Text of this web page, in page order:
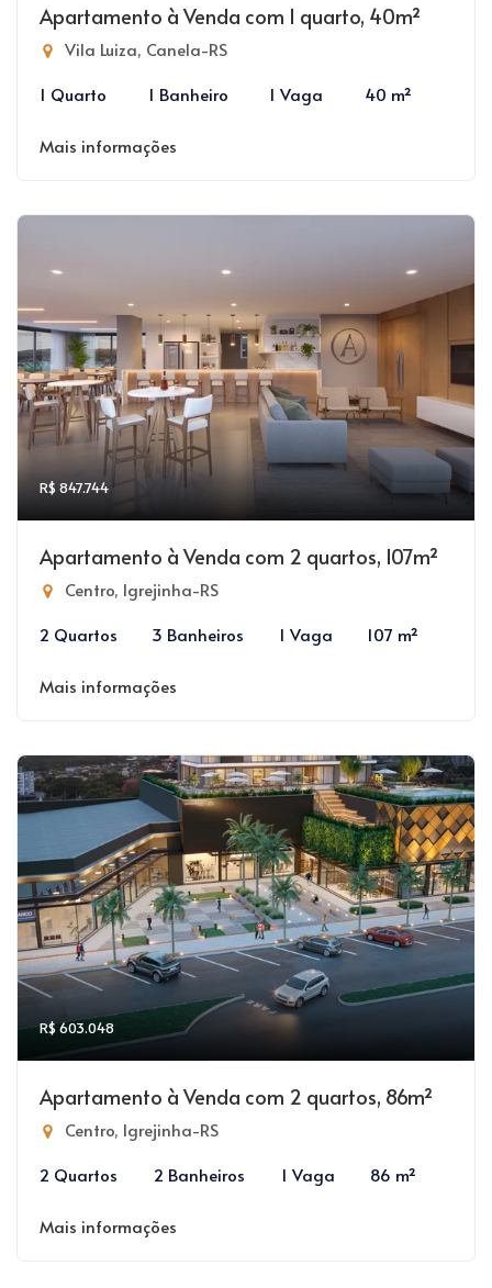
Apartamento à Venda com 1 quarto, 40m²
Vila Luiza, Canela-RS
1 Quarto
1 Banheiro 1 Vaga 40 m²
Mais informações
R$ 847.744
Apartamento à Venda com 2 quartos, 107m²
Centro, Igrejinha-RS
2 Quartos
3 Banheiros 1 Vaga 107 m²
Mais informações
R$ 603.048
Apartamento à Venda com 2 quartos, 86m²
Centro, Igrejinha-RS
2 Quartos
2 Banheiros 1 Vaga 86 m²
Mais informações